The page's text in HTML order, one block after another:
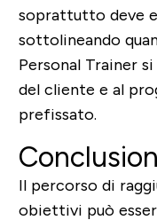
soprattutto deve
sottolineando
Personal Trainer
del cliente e al
prefissato.
Il percorso di
obiettivi può